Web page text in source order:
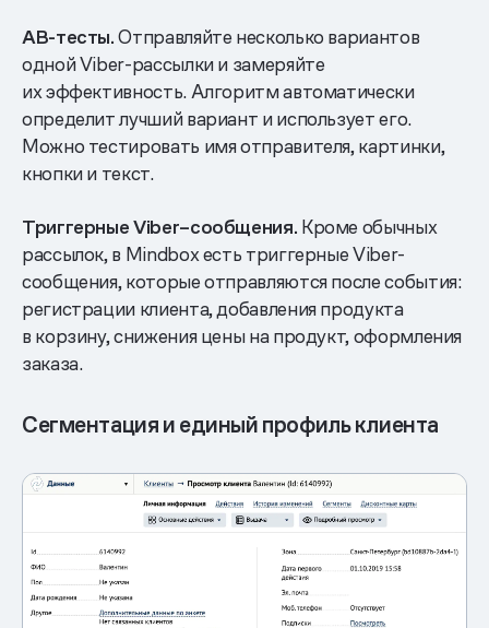
АВ-тесты.Отправляйте несколько вариантов
одной Viber-рассылки и замеряйте
их эффективность. Алгоритм автоматически
определит лучший вариант и использует его.
Можно тестировать имя отправителя, картинки,
кнопки и текст.
Триггерные Viber–сообщения. Кроме обычных
рассылок, в Mindbox есть триггерные Viber-
сообщения, которые отправляются после события:
регистрации клиента, добавления продукта
в корзину, снижения цены на продукт, оформления
заказа.
Сегментация и единый профиль клиента